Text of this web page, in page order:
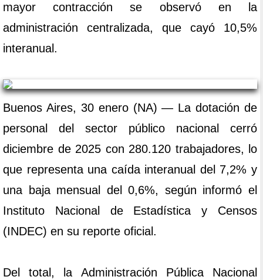
mayor contracción se observó en la
administración centralizada, que cayó 10,5%
interanual.
Buenos Aires, 30 enero (NA) — La dotación de
personal del sector público nacional cerró
diciembre de 2025 con 280.120 trabajadores, lo
que representa una caída interanual del 7,2% y
una baja mensual del 0,6%, según informó el
Instituto Nacional de Estadística y Censos
(INDEC) en su reporte oficial.
Del total, la Administración Pública Nacional